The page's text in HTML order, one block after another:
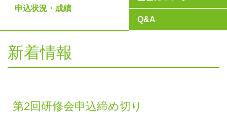
申込状況・成績
Q&A
新着情報
第2回研修会申込締め切り